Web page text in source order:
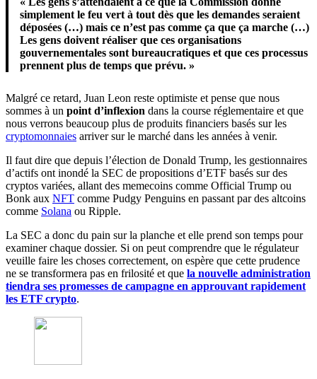
simplement le feu vert à tout dès que les demandes seraient
déposées (…) mais ce n’est pas comme ça que ça marche (…)
Les gens doivent réaliser que ces organisations
gouvernementales sont bureaucratiques et que ces processus
prennent plus de temps que prévu. »
Malgré ce retard, Juan Leon reste optimiste et pense que nous
sommes à un point d’inflexion dans la course réglementaire et que
nous verrons beaucoup plus de produits financiers basés sur les
cryptomonnaies arriver sur le marché dans les années à venir.
Il faut dire que depuis l’élection de Donald Trump, les gestionnaires
d’actifs ont inondé la SEC de propositions d’ETF basés sur des
cryptos variées, allant des memecoins comme Official Trump ou
Bonk aux NFT comme Pudgy Penguins en passant par des altcoins
comme Solana ou Ripple.
La SEC a donc du pain sur la planche et elle prend son temps pour
examiner chaque dossier. Si on peut comprendre que le régulateur
veuille faire les choses correctement, on espère que cette prudence
ne se transformera pas en frilosité et que la nouvelle administration
tiendra ses promesses de campagne en approuvant rapidement
les ETF crypto.